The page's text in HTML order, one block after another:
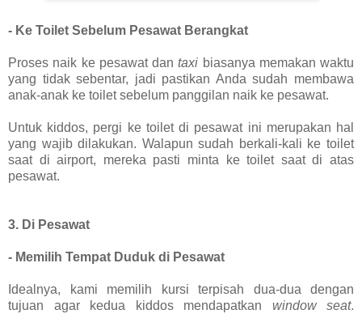
- Ke Toilet Sebelum Pesawat Berangkat
Proses naik ke pesawat dantaxi biasanya memakan waktu
yang tidak sebentar, jadi pastikan Anda sudah membawa
anak-anak ke toilet sebelum panggilan naik ke pesawat.
Untuk kiddos, pergi ke toilet di pesawat ini merupakan hal
yang wajib dilakukan. Walapun sudah berkali-kali ke toilet
saat di airport, mereka pasti minta ke toilet saat di atas
pesawat.
3. Di Pesawat
- Memilih Tempat Duduk di Pesawat
Idealnya, kami memilih kursi terpisah dua-dua dengan
tujuan agar kedua kiddos mendapatkan window seat.